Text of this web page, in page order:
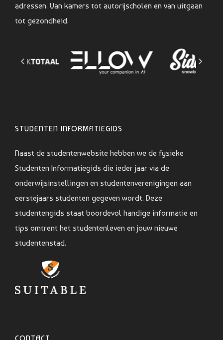
adressen. Van kamers tot autorijscholen en van uitgaan
tot gezondheid.
STUDENTEN INFORMATIEGIDS
Naast de studentenwebsite hebben we de fysieke
Studenten Informatiegids die ieder jaar via de
onderwijsinstellingen en studentenverenigingen aan
eerstejaars studenten gegeven wordt. Deze
studentengids staat boordevol handige informatie en
tips omtrent het studentenleven en jouw nieuwe
studentenstad.
CONTACT